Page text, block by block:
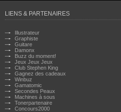
LIENS & PARTENAIRES
Illustrateur
Graphiste
Guitare
Damonx
Buzz du moment!
Jeux Jeux Jeux
Club Stephen King
Gagnez des cadeaux
Winbuz
Gamatomic
Secondes Peaux
Machines à sous
Tonerpartenaire
Concours2000